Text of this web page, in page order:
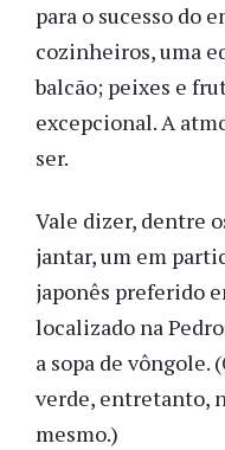
para o sucesso do
cozinheiros, uma
balcão; peixes e
excepcional. A
ser.
Vale dizer, dentre
jantar, um em
japonês preferido
localizado na
a sopa de vôngole.
verde, entretanto,
mesmo.)